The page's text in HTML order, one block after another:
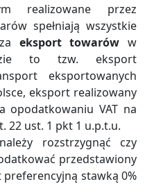
realizowane przez
spełniają wszystkie
eksport towarów w
to tzw. eksport
eksportowanych
eksport realizowany
opodatkowaniu VAT na
22 ust. 1 pkt 1 u.p.t.u.
rozstrzygnąć czy
przedstawiony
stawką 0%